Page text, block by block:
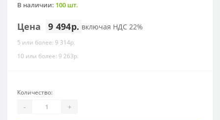
В наличии: 100 шт.
Цена 9 494р. включая НДС 22%
5 или более: 9 314р.
10 или более: 9 263р.
Количество:
- +